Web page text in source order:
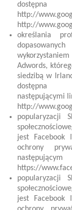
dostępna
http://
http://
określania
Adwords,
siedzibą w
następującymi
http://
popularyzacji
jest Facebook
ochrony
https://
popularyzacji
jest Facebook